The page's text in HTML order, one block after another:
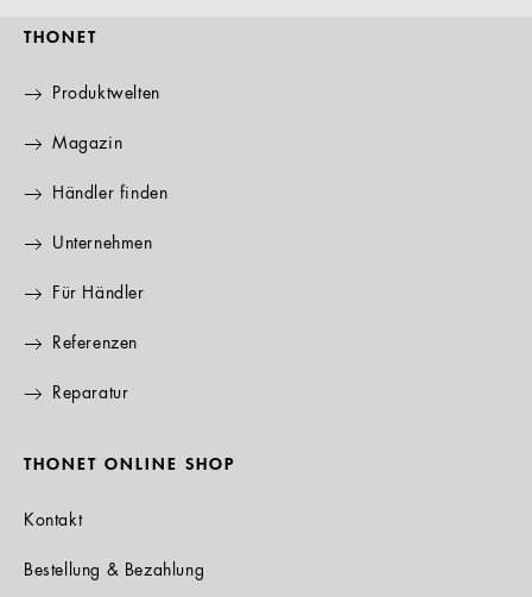
THONET
Produktwelten
Magazin
Händler finden
Unternehmen
Für Händler
Referenzen
Reparatur
THONET ONLINE SHOP
Kontakt
Bestellung & Bezahlung